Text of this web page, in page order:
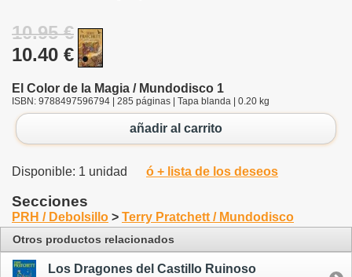
10.95 €
10.40 €
El Color de la Magia / Mundodisco 1
ISBN: 9788497596794 | 285 páginas | Tapa blanda | 0.20 kg
añadir al carrito
Disponible: 1 unidad ó + lista de los deseos
Secciones
PRH / Debolsillo > Terry Pratchett / Mundodisco
Otros productos relacionados
Los Dragones del Castillo Ruinoso